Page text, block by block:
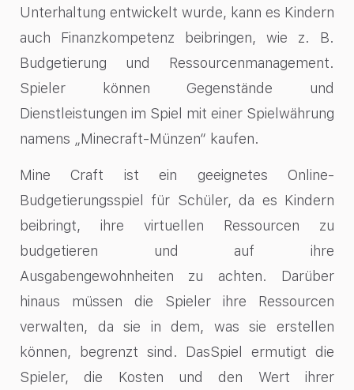
Unterhaltung entwickelt wurde, kann es Kindern
auch Finanzkompetenz beibringen, wie z. B.
Budgetierung und Ressourcenmanagement.
Spieler können Gegenstände und
Dienstleistungen im Spiel mit einer Spielwährung
namens „Minecraft-Münzen“ kaufen.
Mine Craft ist ein geeignetes Online-
Budgetierungsspiel für Schüler, da es Kindern
beibringt, ihre virtuellen Ressourcen zu
budgetieren und auf ihre
Ausgabengewohnheiten zu achten. Darüber
hinaus müssen die Spieler ihre Ressourcen
verwalten, da sie in dem, was sie erstellen
können, begrenzt sind. DasSpiel ermutigt die
Spieler, die Kosten und den Wert ihrer